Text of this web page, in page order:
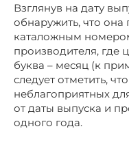
Взглянув на дату
обнаружить, что она
каталожным
производителя, где
буква – месяц (к
следует отметить,
неблагоприятных
от даты выпуска и
одного года.